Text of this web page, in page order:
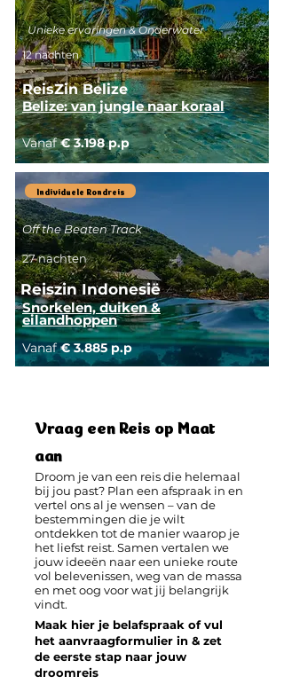
Unieke ervaringen & Onderwater
12 nachten
ReisZin Belize
Belize: van jungle naar koraal
Vanaf€ 3.198 p.p
Individuele Rondreis
Off the Beaten Track
27 nachten
Reiszin Indonesië
Snorkelen, duiken &
eilandhoppen
Vanaf€ 3.885 p.p
Vraag een Reis op Maat
aan
​Droom je van een reis die helemaal
bij jou past? Plan een afspraak in en
vertel ons al je wensen – van de
bestemmingen die je wilt
ontdekken tot de manier waarop je
het liefst reist. Samen vertalen we
jouw ideeën naar een unieke route
vol belevenissen, weg van de massa
en met oog voor wat jij belangrijk
vindt.
Maak hier je belafspraak of vul
het aanvraagformulier in & zet
de eerste stap naar jouw
droomreis